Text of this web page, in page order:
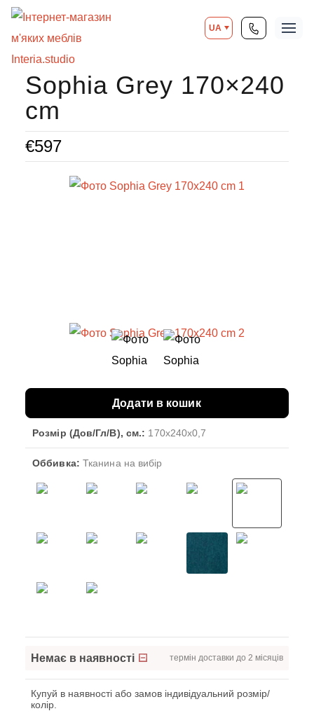
UA
Sophia Grey 170×240
cm
€597
Розмір (Дов/Гл/В), см.: 170x240x0,7
Оббивка: Тканина на вибір
Немає в наявності термін доставки до 2 місяців
Купуй в наявності або замов індивідуальний розмір/
колір.
Додати в кошик